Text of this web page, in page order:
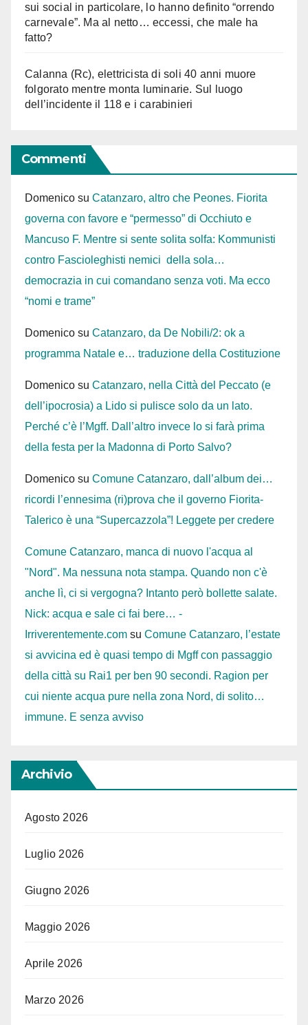
sui social in particolare, lo hanno definito “orrendo
carnevale”. Ma al netto… eccessi, che male ha
fatto?
Calanna (Rc), elettricista di soli 40 anni muore
folgorato mentre monta luminarie. Sul luogo
dell’incidente il 118 e i carabinieri
Commenti
Domenico su Catanzaro, altro che Peones. Fiorita
governa con favore e “permesso” di Occhiuto e
Mancuso F. Mentre si sente solita solfa: Kommunisti
contro Fascioleghisti nemici della sola…
democrazia in cui comandano senza voti. Ma ecco
“nomi e trame”
Domenico su Catanzaro, da De Nobili/2: ok a
programma Natale e… traduzione della Costituzione
Domenico su Catanzaro, nella Città del Peccato (e
dell’ipocrosia) a Lido si pulisce solo da un lato.
Perché c’è l’Mgff. Dall’altro invece lo si farà prima
della festa per la Madonna di Porto Salvo?
Domenico su Comune Catanzaro, dall’album dei…
ricordi l’ennesima (ri)prova che il governo Fiorita-
Talerico è una “Supercazzola”! Leggete per credere
Comune Catanzaro, manca di nuovo l'acqua al
"Nord". Ma nessuna nota stampa. Quando non c'è
anche lì, ci si vergogna? Intanto però bollette salate.
Nick: acqua e sale ci fai bere… -
Irriverentemente.com su Comune Catanzaro, l’estate
si avvicina ed è quasi tempo di Mgff con passaggio
della città su Rai1 per ben 90 secondi. Ragion per
cui niente acqua pure nella zona Nord, di solito…
immune. E senza avviso
Archivio
Agosto 2026
Luglio 2026
Giugno 2026
Maggio 2026
Aprile 2026
Marzo 2026